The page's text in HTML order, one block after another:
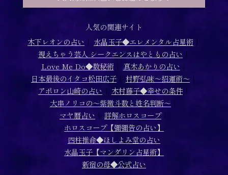
人気の関連サイト
木下レオンの占い ｜ 水晶玉子◆エレメンタル占星術 ｜
視えちゃう芸人 シークエンスはやともの占い ｜
Love Me Do◆数秘術｜ 真木あかりの占い ｜
日本最後のイタコ松田広子 ｜ 村野弘味～招運術～ ｜
アポロン山崎の占い ｜ 木村藤子◆幸せの条件 ｜
大串ノリコの～紫微斗数と姓名判断～ ｜
マヤ暦占い ｜ 詳解ホロスコープ｜
ホロスコープ【彌彌告の占い】
四柱推命◆ほしよみ堂の占い
水晶玉子【マンダリン占星術】
新宿の母◆公式占い